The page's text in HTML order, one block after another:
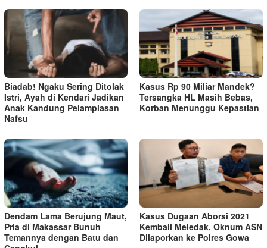
Biadab! Ngaku Sering Ditolak
Istri, Ayah di Kendari Jadikan
Anak Kandung Pelampiasan
Nafsu
Kasus Rp 90 Miliar Mandek?
Tersangka HL Masih Bebas,
Korban Menunggu Kepastian
Dendam Lama Berujung Maut,
Pria di Makassar Bunuh
Temannya dengan Batu dan
Kasus Dugaan Aborsi 2021
Kembali Meledak, Oknum ASN
Dilaporkan ke Polres Gowa